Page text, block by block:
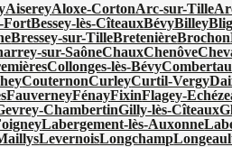
AisereyAloxe-CortonArc-sur-Tille
FortBessey-lès-CîteauxBévyBilley
Bressey-sur-TilleBretenièreBrochon
sur-SaôneChauxChenôve
Collonges-lès-Bévy
CouternonCurleyCurtil-Vergy
FauverneyFénayFixinFlagey-
ChambertinGilly-lès-Cîteaux
Labergement-lès-Auxonne
LevernoisLongchamp